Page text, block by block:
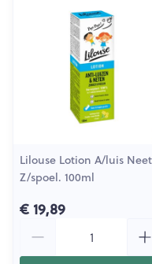
Lilouse Lotion A/luis Neet
Z/spoel. 100ml
€ 19,89